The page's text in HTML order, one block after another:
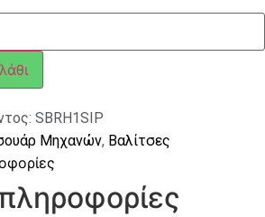
SBRH1SIP
Μηχανών, Βαλίτσες